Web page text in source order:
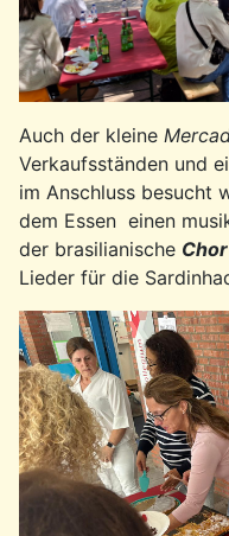
Auch der kleine
Verkaufsständen und
im Anschluss besucht
dem Essen einen
der brasilianische
Lieder für die